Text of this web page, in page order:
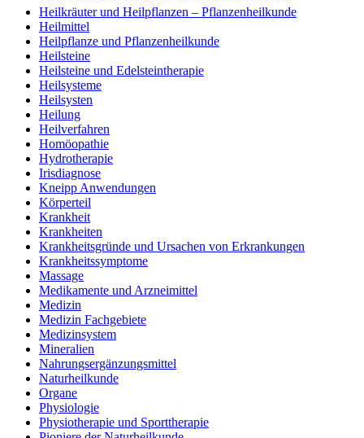
Heilkräuter und Heilpflanzen – Pflanzenheilkunde
Heilmittel
Heilpflanze und Pflanzenheilkunde
Heilsteine
Heilsteine und Edelsteintherapie
Heilsysteme
Heilsysten
Heilung
Heilverfahren
Homöopathie
Hydrotherapie
Irisdiagnose
Kneipp Anwendungen
Körperteil
Krankheit
Krankheiten
Krankheitsgründe und Ursachen von Erkrankungen
Krankheitssymptome
Massage
Medikamente und Arzneimittel
Medizin
Medizin Fachgebiete
Medizinsystem
Mineralien
Nahrungsergänzungsmittel
Naturheilkunde
Organe
Physiologie
Physiotherapie und Sporttherapie